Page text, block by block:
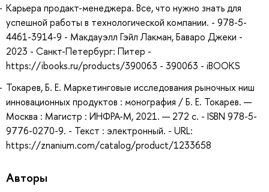
Карьера продакт-менеджера. Все, что нужно знать для
успешной работы в технологической компании. - 978-5-
4461-3914-9 - Макдауэлл Гэйл Лакман, Баваро Джеки -
2023 - Санкт-Петербург: Питер -
https://ibooks.ru/products/390063 - 390063 - iBOOKS
Токарев, Б. Е. Маркетинговые исследования рыночных ниш
инновационных продуктов : монография / Б. Е. Токарев. —
Москва : Магистр : ИНФРА-М, 2021. — 272 с. - ISBN 978-5-
9776-0270-9. - Текст : электронный. - URL:
https://znanium.com/catalog/product/1233658
Авторы